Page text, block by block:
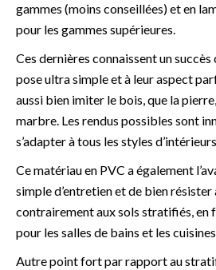
gammes (moins conseillées) et en
pour les gammes supérieures.
Ces dernières connaissent un
pose ultra simple et à leur aspect
aussi bien imiter le bois, que la
marbre. Les rendus possibles sont
s’adapter à tous les styles
Ce matériau en PVC a également
simple d’entretien et de bien résister
contrairement aux sols stratifiés, en
pour les salles de bains et les
Autre point fort par rapport au